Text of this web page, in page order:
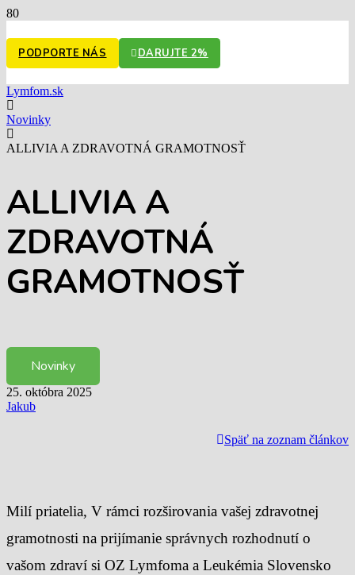
PODPORTE NÁS DARUJTE 2%
Lymfom.sk
Novinky
ALLIVIA A ZDRAVOTNÁ GRAMOTNOSŤ
ALLIVIA A
ZDRAVOTNÁ
GRAMOTNOSŤ
Novinky
25. októbra 2025
Jakub
Späť na zoznam článkov
Milí priatelia, V rámci rozširovania vašej zdravotnej
gramotnosti na prijímanie správnych rozhodnutí o
vašom zdraví si OZ Lymfoma a Leukémia Slovensko